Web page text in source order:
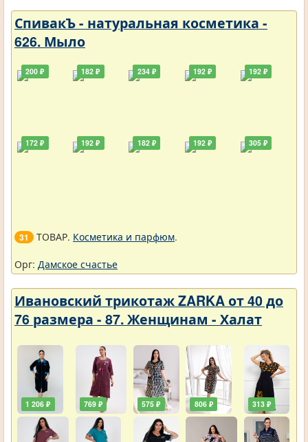
СпивакЪ - натуральная косметика -
626. Мыло
200 ₽
172 ₽
182 ₽
192 ₽
234 ₽
182 ₽
192 ₽
192 ₽
192 ₽
305 ₽
31 ТОВАР. Косметика и парфюм.
Орг: Дамское счастье
Ивановский трикотаж ZARKA от 40 до
76 размера - 87. Женщинам - Халат
1 206 ₽ 769 ₽ 575 ₽ 806 ₽ 313 ₽